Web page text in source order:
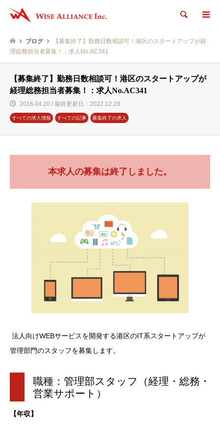
検索
ブログ
【募集終了】勤務日数相談可！港区のスタートアップが経
理総務担当者募集！：求人No.AC341
【募集終了】勤務日数相談可！港区のスタートアップが
経理総務担当者募集！：求人No.AC341
2016.04.20 / 最終更新日：2022.12.29
すべての求人情報 すべての記事 募集終了の求人
本求人の募集は終了しました。
法人向けWEBサービスを開発する港区のIT系スタートアップが
管理部門のスタッフを募集します。
職種：管理部スタッフ（経理・総務・
営業サポート）
【年収】